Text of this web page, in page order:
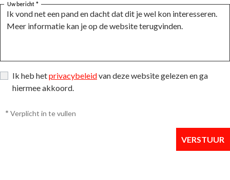
Uw bericht *
Ik heb hetprivacybeleidvan deze website gelezen en ga
hiermee akkoord.
* Verplicht in te vullen
VERSTUUR